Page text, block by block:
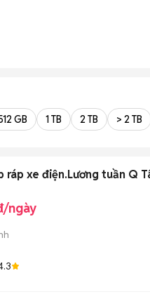
GB 1 TB 2 TB > 2 TB
ráp xe điện.Lương tuần Q
ngày